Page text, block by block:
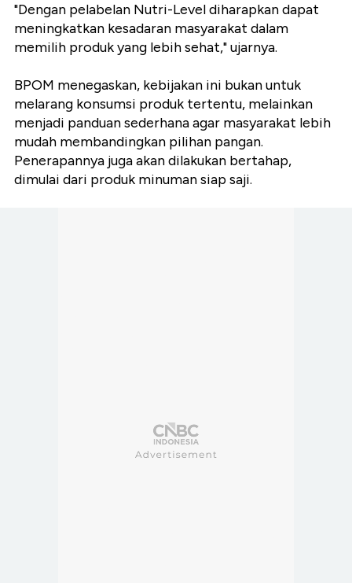
"Dengan pelabelan Nutri-Level diharapkan dapat
meningkatkan kesadaran masyarakat dalam
memilih produk yang lebih sehat," ujarnya.
BPOM menegaskan, kebijakan ini bukan untuk
melarang konsumsi produk tertentu, melainkan
menjadi panduan sederhana agar masyarakat lebih
mudah membandingkan pilihan pangan.
Penerapannya juga akan dilakukan bertahap,
dimulai dari produk minuman siap saji.